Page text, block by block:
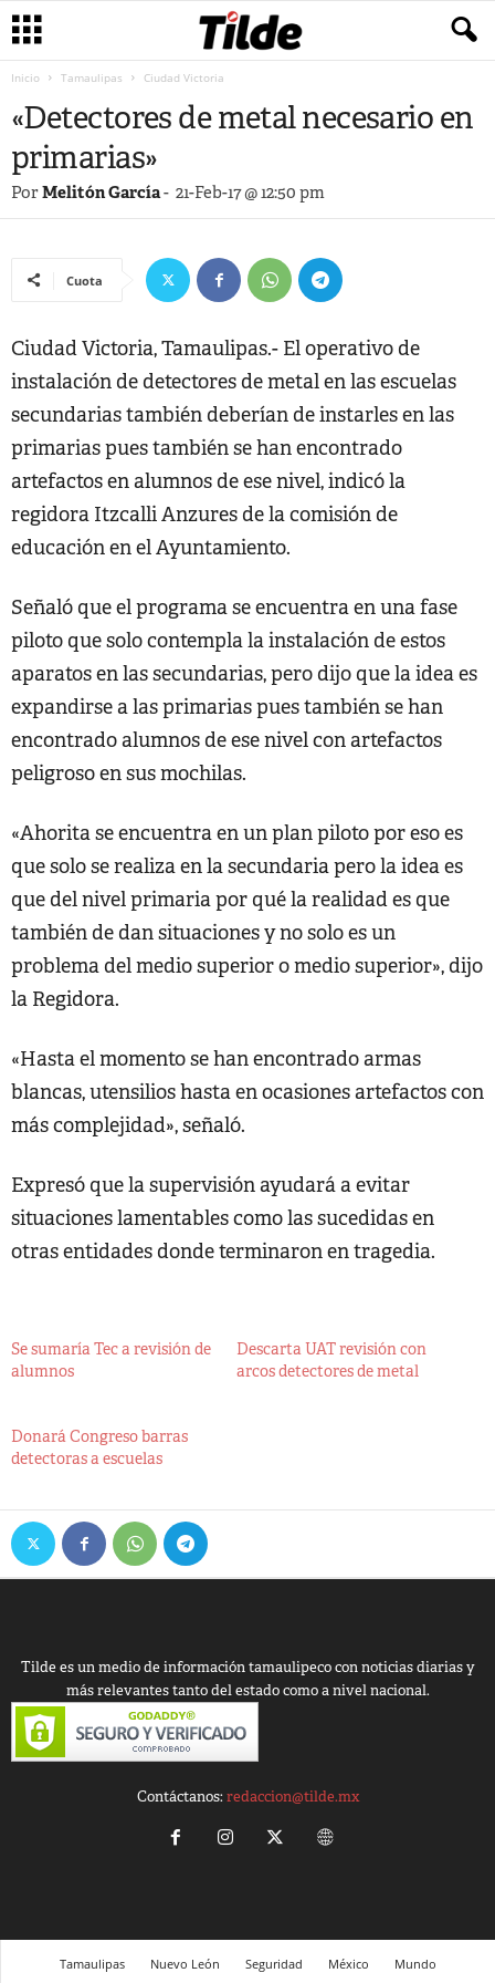
Inicio Tamaulipas Ciudad Victoria
«Detectores de metal necesario en
primarias»
PorMelitón García- 21-Feb-17 @ 12:50 pm
Cuota
Ciudad Victoria, Tamaulipas.- El operativo de
instalación de detectores de metal en las escuelas
secundarias también deberían de instarles en las
primarias pues también se han encontrado
artefactos en alumnos de ese nivel, indicó la
regidora Itzcalli Anzures de la comisión de
educación en el Ayuntamiento.
Señaló que el programa se encuentra en una fase
piloto que solo contempla la instalación de estos
aparatos en las secundarias, pero dijo que la idea es
expandirse a las primarias pues también se han
encontrado alumnos de ese nivel con artefactos
peligroso en sus mochilas.
«Ahorita se encuentra en un plan piloto por eso es
que solo se realiza en la secundaria pero la idea es
que del nivel primaria por qué la realidad es que
también de dan situaciones y no solo es un
problema del medio superior o medio superior», dijo
la Regidora.
«Hasta el momento se han encontrado armas
blancas, utensilios hasta en ocasiones artefactos con
más complejidad», señaló.
Expresó que la supervisión ayudará a evitar
situaciones lamentables como las sucedidas en
otras entidades donde terminaron en tragedia.
Se sumaría Tec a revisión de
alumnos
Descarta UAT revisión con
arcos detectores de metal
Donará Congreso barras
detectoras a escuelas
Tilde es un medio de información tamaulipeco con noticias diarias y
más relevantes tanto del estado como a nivel nacional.
Contáctanos:redaccion@tilde.mx
Tamaulipas Nuevo León Seguridad México
Mundo